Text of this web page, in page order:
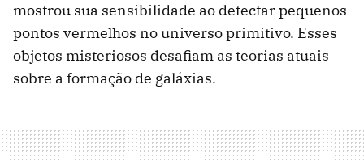
mostrou sua sensibilidade ao detectar pequenos
pontos vermelhos no universo primitivo. Esses
objetos misteriosos desafiam as teorias atuais
sobre a formação de galáxias.